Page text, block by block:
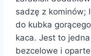
sadzę z kominów;
do kubka
kaca. Jest to
bezcelowe i